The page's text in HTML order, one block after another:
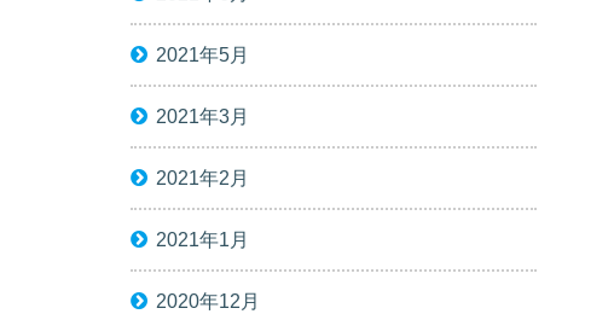
2021年5月
2021年3月
2021年2月
2021年1月
2020年12月